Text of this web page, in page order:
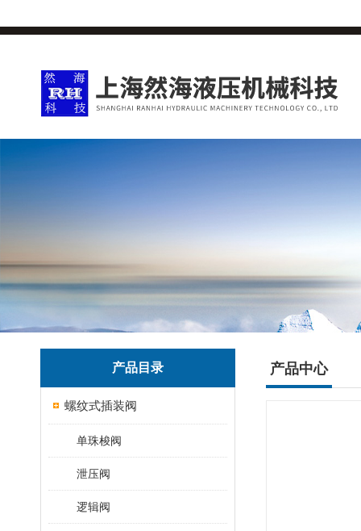
产品目录
螺纹式插装阀
单珠梭阀
泄压阀
逻辑阀
产品中心